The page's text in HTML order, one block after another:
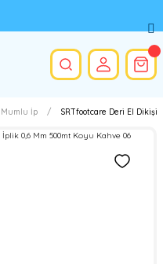
Mumlu İp SRTfootcare Deri El Dikişi